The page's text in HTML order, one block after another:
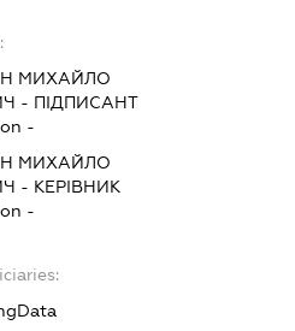
МИХАЙЛО
- ПІДПИСАНТ
-
МИХАЙЛО
- КЕРІВНИК
-